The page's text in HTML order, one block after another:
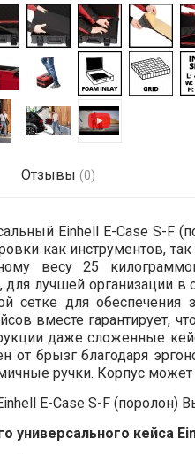
Отзывы (0)
Einhell E-Case S-F
как инструментов,
весу 25
для лучшей организации
сетке для
вместе гарантирует,
даже сложенные
от брызг благодаря
ручки. Корпус
E-Case S-F
универсального кейса